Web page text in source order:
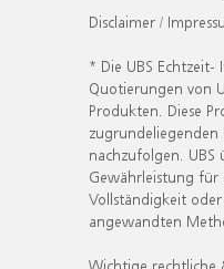
Disclaimer /
* Die UBS
Quotierungen von
Produkten. Diese
zugrundeliegenden
nachzufolgen.
Gewährleistung für
Vollständigkeit
angewandten